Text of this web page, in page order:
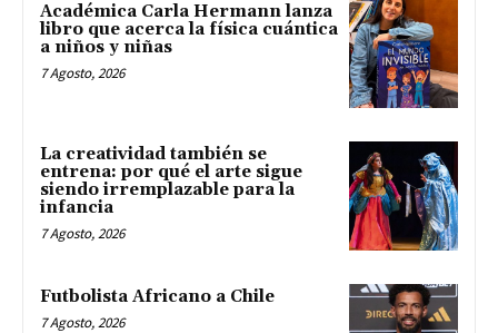
Académica Carla Hermann lanza
libro que acerca la física cuántica
a niños y niñas
7 Agosto, 2026
La creatividad también se
entrena: por qué el arte sigue
siendo irremplazable para la
infancia
7 Agosto, 2026
Futbolista Africano a Chile
7 Agosto, 2026